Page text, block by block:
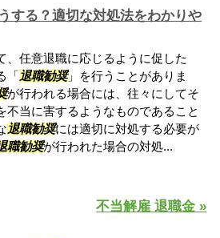
する？適切な対処法をわかりや
、任意退職に応じるように促した
「退職勧奨」を行うことがありま
が行われる場合には、往々にしてそ
不当に害するようなものであること
退職勧奨には適切に対処する必要が
職勧奨が行われた場合の対処...
不当解雇 退職金 »